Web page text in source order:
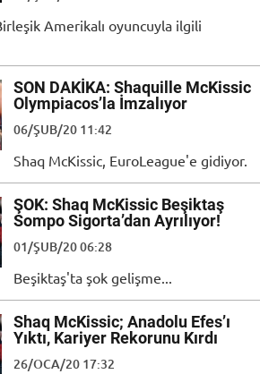
Amerikalı oyuncuyla ilgili
SON DAKİKA: Shaquille McKissic
Olympiacos’la İmzalıyor
06/ŞUB/20 11:42
Shaq McKissic, EuroLeague'e gidiyor.
ŞOK: Shaq McKissic Beşiktaş
Sompo Sigorta’dan Ayrılıyor!
01/ŞUB/20 06:28
Beşiktaş'ta şok gelişme...
Shaq McKissic; Anadolu Efes’ı
Yıktı, Kariyer Rekorunu Kırdı
26/OCA/20 17:32